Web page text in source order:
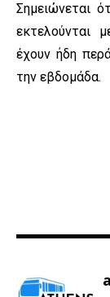
Σημειώνεται
εκτελούνται
έχουν ήδη
την εβδομάδα.